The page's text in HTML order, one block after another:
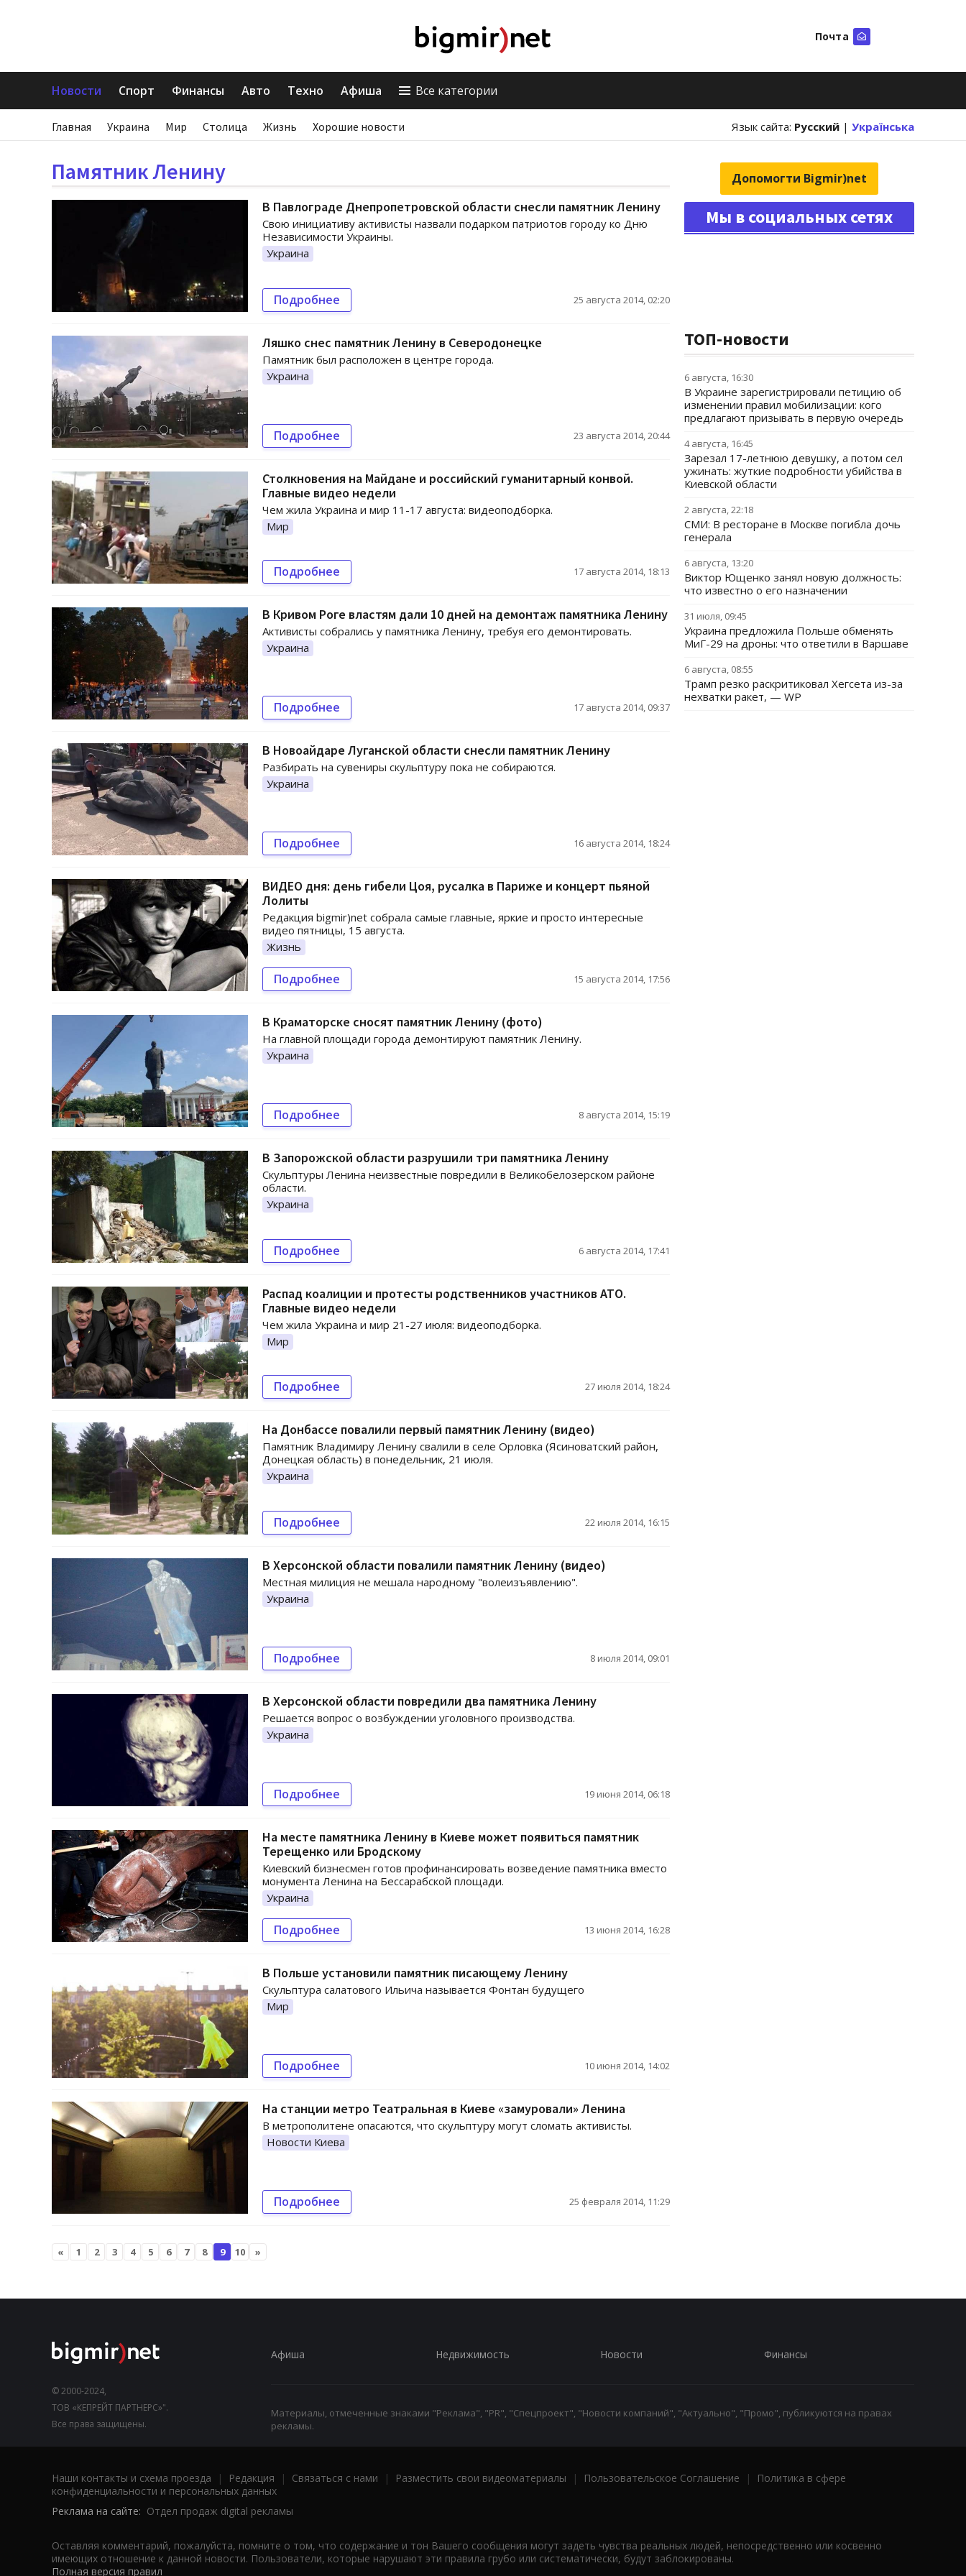
Почта
Новости Спорт Финансы Авто Техно Афиша Все категории
Главная Украина Мир Столица Жизнь Хорошие новости Язык сайта: Русский | Українська
Памятник Ленину
В Павлограде Днепропетровской области снесли памятник Ленину
Свою инициативу активисты назвали подарком патриотов городу ко Дню
Независимости Украины.
Украина
Подробнее 25 августа 2014, 02:20
Ляшко снес памятник Ленину в Северодонецке
Памятник был расположен в центре города.
Украина
Подробнее 23 августа 2014, 20:44
Столкновения на Майдане и российский гуманитарный конвой.
Главные видео недели
Чем жила Украина и мир 11-17 августа: видеоподборка.
Мир
Подробнее 17 августа 2014, 18:13
В Кривом Роге властям дали 10 дней на демонтаж памятника Ленину
Активисты собрались у памятника Ленину, требуя его демонтировать.
Украина
Подробнее 17 августа 2014, 09:37
В Новоайдаре Луганской области снесли памятник Ленину
Разбирать на сувениры скульптуру пока не собираются.
Украина
Подробнее 16 августа 2014, 18:24
ВИДЕО дня: день гибели Цоя, русалка в Париже и концерт пьяной
Лолиты
Редакция bigmir)net собрала самые главные, яркие и просто интересные
видео пятницы, 15 августа.
Жизнь
Подробнее 15 августа 2014, 17:56
В Краматорске сносят памятник Ленину (фото)
На главной площади города демонтируют памятник Ленину.
Украина
Подробнее 8 августа 2014, 15:19
В Запорожской области разрушили три памятника Ленину
Скульптуры Ленина неизвестные повредили в Великобелозерском районе
области.
Украина
Подробнее 6 августа 2014, 17:41
Распад коалиции и протесты родственников участников АТО.
Главные видео недели
Чем жила Украина и мир 21-27 июля: видеоподборка.
Мир
Подробнее 27 июля 2014, 18:24
На Донбассе повалили первый памятник Ленину (видео)
Памятник Владимиру Ленину свалили в селе Орловка (Ясиноватский район,
Донецкая область) в понедельник, 21 июля.
Украина
Подробнее 22 июля 2014, 16:15
В Херсонской области повалили памятник Ленину (видео)
Местная милиция не мешала народному "волеизъявлению".
Украина
Подробнее 8 июля 2014, 09:01
В Херсонской области повредили два памятника Ленину
Решается вопрос о возбуждении уголовного производства.
Украина
Подробнее 19 июня 2014, 06:18
На месте памятника Ленину в Киеве может появиться памятник
Терещенко или Бродскому
Киевский бизнесмен готов профинансировать возведение памятника вместо
монумента Ленина на Бессарабской площади.
Украина
Подробнее 13 июня 2014, 16:28
В Польше установили памятник писающему Ленину
Скульптура салатового Ильича называется Фонтан будущего
Мир
Подробнее 10 июня 2014, 14:02
На станции метро Театральная в Киеве «замуровали» Ленина
В метрополитене опасаются, что скульптуру могут сломать активисты.
Новости Киева
Подробнее 25 февраля 2014, 11:29
« 1 2 3 4 5 6 7 8 9 10 »
Допомогти Bigmir)net
Мы в социальных сетях
ТОП-новости
6 августа, 16:30
В Украине зарегистрировали петицию об
изменении правил мобилизации: кого
предлагают призывать в первую очередь
4 августа, 16:45
Зарезал 17-летнюю девушку, а потом сел
ужинать: жуткие подробности убийства в
Киевской области
2 августа, 22:18
СМИ: В ресторане в Москве погибла дочь
генерала
6 августа, 13:20
Виктор Ющенко занял новую должность:
что известно о его назначении
31 июля, 09:45
Украина предложила Польше обменять
МиГ-29 на дроны: что ответили в Варшаве
6 августа, 08:55
Трамп резко раскритиковал Хегсета из-за
нехватки ракет, — WP
© 2000-2024,
ТОВ «КЕПРЕЙТ ПАРТНЕРС»".
Все права защищены.
Афиша Недвижимость Новости Финансы
Материалы, отмеченные знаками "Реклама", "PR", "Спецпроект", "Новости компаний", "Актуально", "Промо", публикуются на правах
рекламы.
Наши контакты и схема проезда | Редакция | Связаться с нами | Разместить свои видеоматериалы | Пользовательское Соглашение |
Политика в сфере
конфиденциальности и персональных данных
Реклама на сайте: Отдел продаж digital рекламы
Оставляя комментарий, пожалуйста, помните о том, что содержание и тон Вашего сообщения могут задеть чувства реальных людей, непосредственно или косвенно
имеющих отношение к данной новости. Пользователи, которые нарушают эти правила грубо или систематически, будут заблокированы.
Полная версия правил